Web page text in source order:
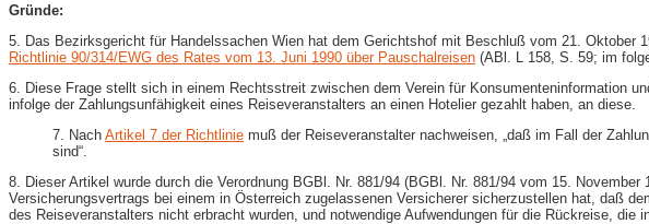
Gründe:
5. Das Bezirksgericht für Handelssachen Wien hat dem Gerichtshof mit Beschluß vom 21. Oktober
Richtlinie 90/314/EWG des Rates vom 13. Juni 1990 über Pauschalreisen (ABl. L 158, S. 59; im
6. Diese Frage stellt sich in einem Rechtsstreit zwischen dem Verein für Konsumenteninformation
infolge der Zahlungsunfähigkeit eines Reiseveranstalters an einen Hotelier gezahlt haben, an diese.
7. Nach Artikel 7 der Richtlinie muß der Reiseveranstalter nachweisen, „daß im Fall der
sind“.
8. Dieser Artikel wurde durch die Verordnung BGBl. Nr. 881/94 (BGBl. Nr. 881/94 vom 15.
Versicherungsvertrags bei einem in Österreich zugelassenen Versicherer sicherzustellen hat, daß
des Reiseveranstalters nicht erbracht wurden, und notwendige Aufwendungen für die Rückreise,